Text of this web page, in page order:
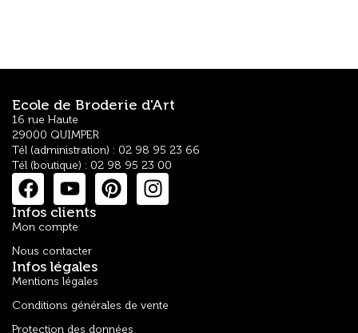
Ecole de Broderie d'Art
16 rue Haute
29000 QUIMPER
Tél (administration) : 02 98 95 23 66
Tél (boutique) : 02 98 95 23 00
Infos clients
Mon compte
Nous contacter
Infos légales
Mentions légales
Conditions générales de vente
Protection des données